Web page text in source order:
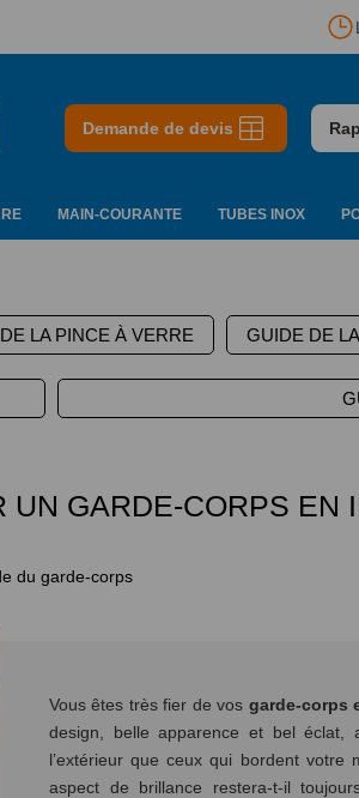
Demande de devis
MAIN-COURANTE TUBES INOX
LA PINCE À VERRE GUIDE DE
UN GARDE-CORPS EN
du garde-corps
Vous êtes très fier de vos garde-corps
design, belle apparence et bel éclat,
l’extérieur que ceux qui bordent votre
aspect de brillance restera-t-il